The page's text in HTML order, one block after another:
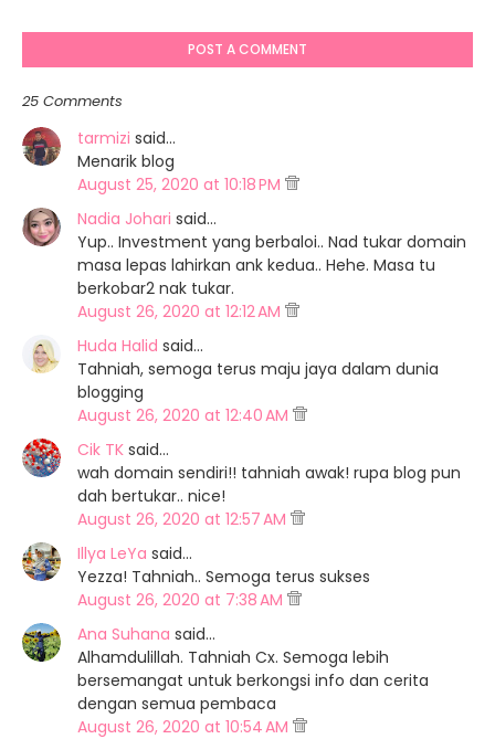
POST A COMMENT
25 Comments
tarmizi said…
Menarik blog
August 25, 2020 at 10:18 PM
Nadia Johari said…
Yup.. Investment yang berbaloi.. Nad tukar domain
masa lepas lahirkan ank kedua.. Hehe. Masa tu
berkobar2 nak tukar.
August 26, 2020 at 12:12 AM
Huda Halid said…
Tahniah, semoga terus maju jaya dalam dunia
blogging
August 26, 2020 at 12:40 AM
Cik TK said…
wah domain sendiri!! tahniah awak! rupa blog pun
dah bertukar.. nice!
August 26, 2020 at 12:57 AM
Illya LeYa said…
Yezza! Tahniah.. Semoga terus sukses
August 26, 2020 at 7:38 AM
Ana Suhana said…
Alhamdulillah. Tahniah Cx. Semoga lebih
bersemangat untuk berkongsi info dan cerita
dengan semua pembaca
August 26, 2020 at 10:54 AM